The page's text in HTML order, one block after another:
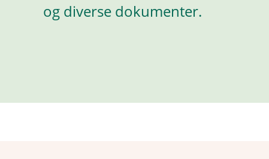
og diverse dokumenter.